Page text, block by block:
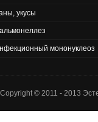
укусы
мононуклеоз
нации.
Copyright © 2011 - 2013